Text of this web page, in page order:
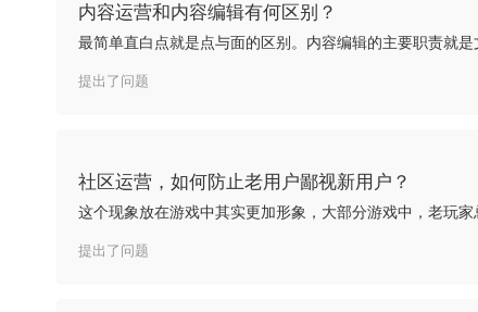
内容运营和内容编辑有何区别？
提出了问题
社区运营，如何防止老用户鄙视新用户？
提出了问题